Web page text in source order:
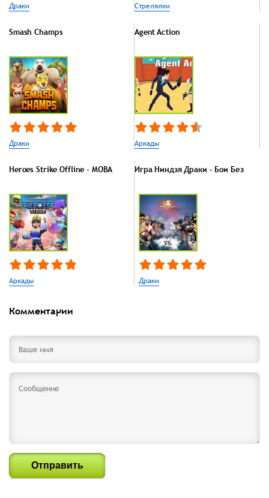
Драки Стрелялки
Smash Champs
Драки
Agent Action
Аркады
Heroes Strike Offline - MOBA
Аркады
Игра Ниндзя Драки – Бои Без
Драки
Комментарии
Отправить